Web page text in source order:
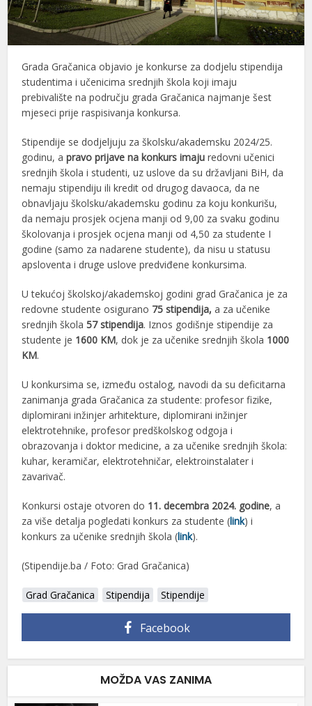
Grada Gračanica objavio je konkurse za dodjelu stipendija
studentima i učenicima srednjih škola koji imaju
prebivalište na području grada Gračanica najmanje šest
mjeseci prije raspisivanja konkursa.
Stipendije se dodjeljuju za školsku/akademsku 2024/25.
godinu, apravo prijave na konkurs imaju redovni učenici
srednjih škola i studenti, uz uslove da su državljani BiH, da
nemaju stipendiju ili kredit od drugog davaoca, da ne
obnavljaju školsku/akademsku godinu za koju konkurišu,
da nemaju prosjek ocjena manji od 9,00 za svaku godinu
školovanja i prosjek ocjena manji od 4,50 za studente I
godine (samo za nadarene studente), da nisu u statusu
apsloventa i druge uslove predviđene konkursima.
U tekućoj školskoj/akademskoj godini grad Gračanica je za
redovne studente osigurano 75 stipendija, a za učenike
srednjih škola57 stipendija. Iznos godišnje stipendije za
studente je 1600 KM, dok je za učenike srednjih škola 1000
KM.
U konkursima se, između ostalog, navodi da su deficitarna
zanimanja grada Gračanica za studente: profesor fizike,
diplomirani inžinjer arhitekture, diplomirani inžinjer
elektrotehnike, profesor predškolskog odgoja i
obrazovanja i doktor medicine, a za učenike srednjih škola:
kuhar, keramičar, elektrotehničar, elektroinstalater i
zavarivač.
Konkursi ostaje otvoren do 11. decembra 2024. godine, a
za više detalja pogledati konkurs za studente (link) i
konkurs za učenike srednjih škola (link).
(Stipendije.ba / Foto: Grad Gračanica)
Grad Gračanica Stipendija Stipendije
Facebook
MOŽDA VAS ZANIMA